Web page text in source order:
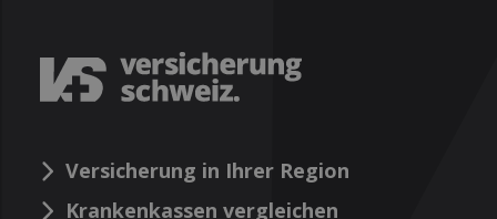
Versicherung in Ihrer Region
Krankenkassen vergleichen